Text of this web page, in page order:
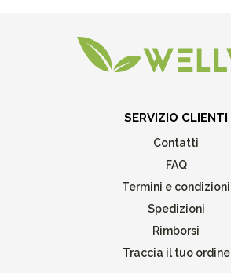
SERVIZIO CLIENTI
Contatti
FAQ
Termini e condizioni
Spedizioni
Rimborsi
Traccia il tuo ordine